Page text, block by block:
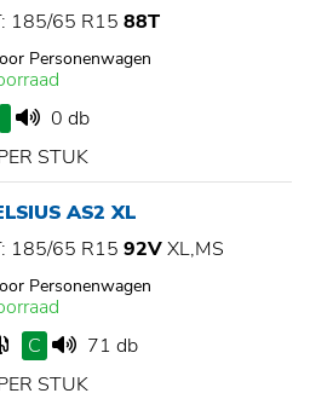
185/65 R15 88T
Personenwagen
0 db
STUK
AS2 XL
185/65 R15 92VXL,MS
Personenwagen
C
71 db
STUK